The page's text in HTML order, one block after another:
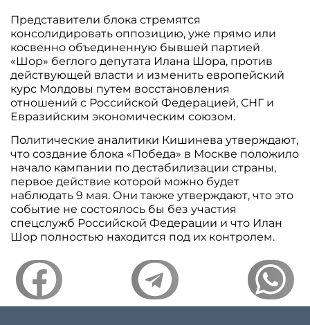
Представители блока стремятся
консолидировать оппозицию, уже прямо или
косвенно объединенную бывшей партией
«Шор» беглого депутата Илана Шора, против
действующей власти и изменить европейский
курс Молдовы путем восстановления
отношений с Российской Федерацией, СНГ и
Евразийским экономическим союзом.
Политические аналитики Кишинева утверждают,
что создание блока «Победа» в Москве положило
начало кампании по дестабилизации страны,
первое действие которой можно будет
наблюдать 9 мая. Они также утверждают, что это
событие не состоялось бы без участия
спецслужб Российской Федерации и что Илан
Шор полностью находится под их контролем.